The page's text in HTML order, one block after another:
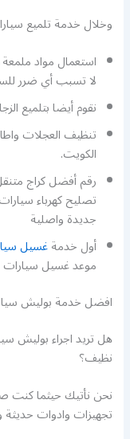
وخلال خدمة تلميع
استعمال مواد ملمعة
لا تسبب أي ضرر
نقوم أيضا بتلميع
تنظيف العجلات
الكويت.
رقم أفضل كراج
تصليح كهرباء
جديدة واصلية
أول خدمةغسيل
موعد غسيل سيارات
افضل خدمة بوليش
هل تريد اجراء بوليش
نظيف؟
نحن نأتيك حيثما كنت
تجهيزات وادوات